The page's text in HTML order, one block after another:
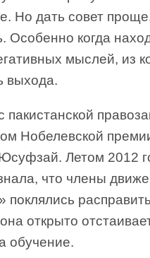
Но дать совет
Особенно когда
мыслей, из
выхода.
пакистанской
Нобелевской
Летом 2012
что члены
поклялись
открыто
обучение.